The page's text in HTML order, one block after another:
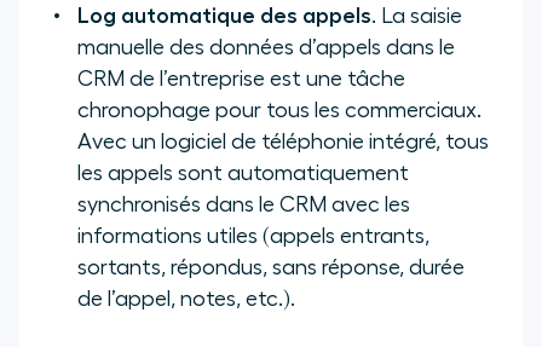
Log automatique des appels. La saisie
manuelle des données d’appels dans le
CRM de l’entreprise est une tâche
chronophage pour tous les commerciaux.
Avec un logiciel de téléphonie intégré, tous
les appels sont automatiquement
synchronisés dans le CRM avec les
informations utiles (appels entrants,
sortants, répondus, sans réponse, durée
de l’appel, notes, etc.).